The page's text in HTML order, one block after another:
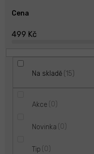
Cena
499 Kč
Na skladě 15
Akce 0
Novinka 0
Tip 0